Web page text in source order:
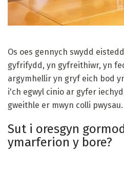
Os oes gennych swydd
gyfrifydd, yn gyfreithiwr, yn
argymhellir yn gryf eich bod
i'ch egwyl cinio ar gyfer
gweithle er mwyn colli pwysau.
Sut i oresgyn
ymarferion y bore?